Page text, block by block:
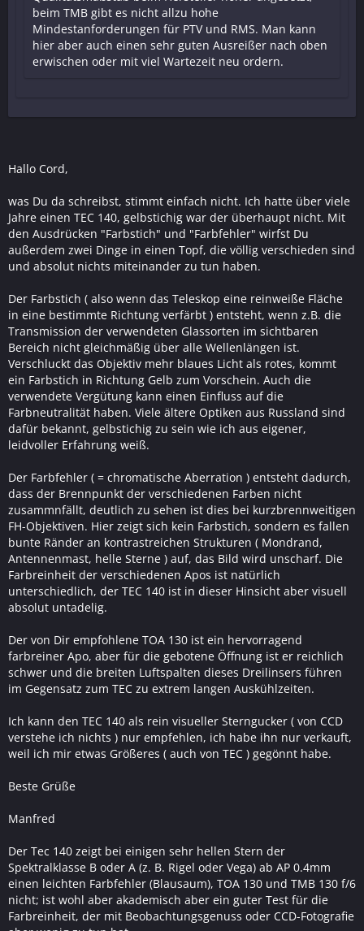
beim TMB gibt es nicht allzu hohe
Mindestanforderungen für PTV und RMS. Man kann
hier aber auch einen sehr guten Ausreißer nach oben
erwischen oder mit viel Wartezeit neu ordern.
Hallo Cord,
was Du da schreibst, stimmt einfach nicht. Ich hatte über viele
Jahre einen TEC 140, gelbstichig war der überhaupt nicht. Mit
den Ausdrücken "Farbstich" und "Farbfehler" wirfst Du
außerdem zwei Dinge in einen Topf, die völlig verschieden sind
und absolut nichts miteinander zu tun haben.
Der Farbstich ( also wenn das Teleskop eine reinweiße Fläche
in eine bestimmte Richtung verfärbt ) entsteht, wenn z.B. die
Transmission der verwendeten Glassorten im sichtbaren
Bereich nicht gleichmäßig über alle Wellenlängen ist.
Verschluckt das Objektiv mehr blaues Licht als rotes, kommt
ein Farbstich in Richtung Gelb zum Vorschein. Auch die
verwendete Vergütung kann einen Einfluss auf die
Farbneutralität haben. Viele ältere Optiken aus Russland sind
dafür bekannt, gelbstichig zu sein wie ich aus eigener,
leidvoller Erfahrung weiß.
Der Farbfehler ( = chromatische Aberration ) entsteht dadurch,
dass der Brennpunkt der verschiedenen Farben nicht
zusammnfällt, deutlich zu sehen ist dies bei kurzbrennweitigen
FH-Objektiven. Hier zeigt sich kein Farbstich, sondern es fallen
bunte Ränder an kontrastreichen Strukturen ( Mondrand,
Antennenmast, helle Sterne ) auf, das Bild wird unscharf. Die
Farbreinheit der verschiedenen Apos ist natürlich
unterschiedlich, der TEC 140 ist in dieser Hinsicht aber visuell
absolut untadelig.
Der von Dir empfohlene TOA 130 ist ein hervorragend
farbreiner Apo, aber für die gebotene Öffnung ist er reichlich
schwer und die breiten Luftspalten dieses Dreilinsers führen
im Gegensatz zum TEC zu extrem langen Auskühlzeiten.
Ich kann den TEC 140 als rein visueller Sterngucker ( von CCD
verstehe ich nichts ) nur empfehlen, ich habe ihn nur verkauft,
weil ich mir etwas Größeres ( auch von TEC ) gegönnt habe.
Beste Grüße
Manfred
Der Tec 140 zeigt bei einigen sehr hellen Stern der
Spektralklasse B oder A (z. B. Rigel oder Vega) ab AP 0.4mm
einen leichten Farbfehler (Blausaum), TOA 130 und TMB 130 f/6
nicht; ist wohl aber akademisch aber ein guter Test für die
Farbreinheit, der mit Beobachtungsgenuss oder CCD-Fotografie